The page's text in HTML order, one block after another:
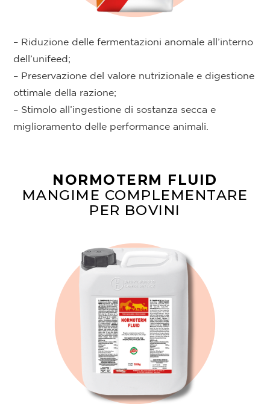
– Riduzione delle fermentazioni anomale all’interno
dell’unifeed;
– Preservazione del valore nutrizionale e digestione
ottimale della razione;
– Stimolo all’ingestione di sostanza secca e
miglioramento delle performance animali.
NORMOTERM FLUID
MANGIME COMPLEMENTARE
PER BOVINI